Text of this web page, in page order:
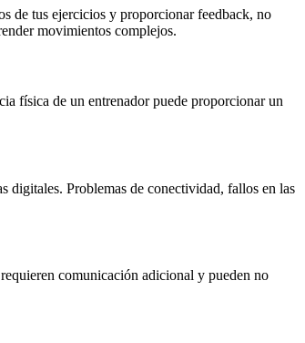
de tus ejercicios y proporcionar feedback, no
movimientos complejos.
física de un entrenador puede proporcionar un
digitales. Problemas de conectividad, fallos en las
comunicación adicional y pueden no